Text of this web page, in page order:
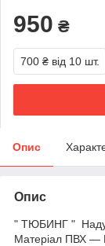
950 ₴
700 ₴ від 10 шт.
Опис
Опис
" ТЮБИНГ "
Матеріал ПВХ —